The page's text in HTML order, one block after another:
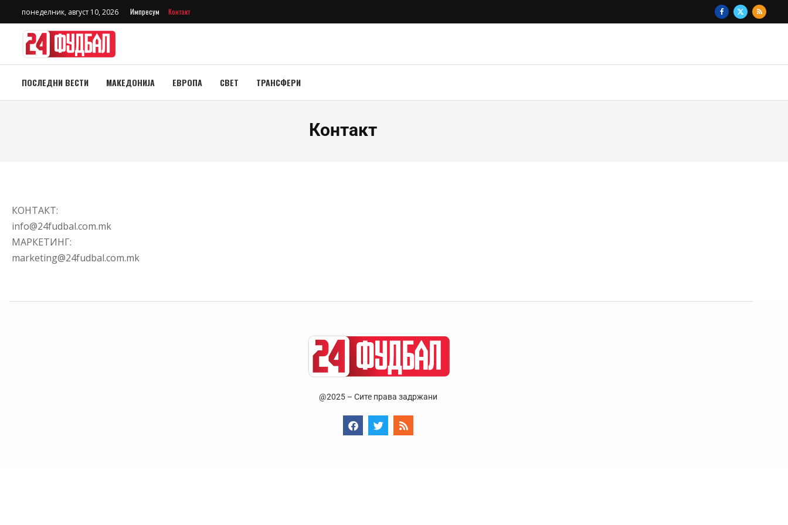
понеделник, август 10, 2026 Импресум Контакт
ПОСЛЕДНИ ВЕСТИ МАКЕДОНИЈА ЕВРОПА СВЕТ ТРАНСФЕРИ
Контакт
КОНТАКТ:
info@24fudbal.com.mk
МАРКЕТИНГ:
marketing@24fudbal.com.mk
@2025 – Сите права задржани